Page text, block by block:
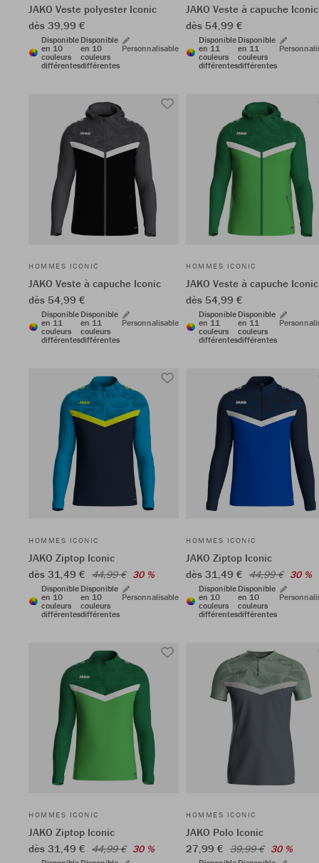
JAKO Veste polyester Iconic
dès 39,99 €
Disponible
en 10
couleurs
différentes
Disponible
en 10
couleurs
différentes
Personnalisable
JAKO Veste à capuche Iconic
dès 54,99 €
Disponible
en 11
couleurs
différentes
Disponible
en 11
couleurs
différentes
HOMMES ICONIC
JAKO Veste à capuche Iconic
dès 54,99 €
Disponible
en 11
couleurs
différentes
Disponible
en 11
couleurs
différentes
Personnalisable
HOMMES ICONIC
JAKO Veste à capuche Iconic
dès 54,99 €
Disponible
en 11
couleurs
différentes
Disponible
en 11
couleurs
différentes
HOMMES ICONIC
JAKO Ziptop Iconic
dès 31,49 € 44,99 € 30 %
Disponible
en 10
couleurs
différentes
Disponible
en 10
couleurs
différentes
Personnalisable
HOMMES ICONIC
JAKO Ziptop Iconic
dès 31,49 € 44,99 € 30 %
Disponible
en 10
couleurs
différentes
Disponible
en 10
couleurs
différentes
HOMMES ICONIC
JAKO Ziptop Iconic
dès 31,49 € 44,99 € 30 %
HOMMES ICONIC
JAKO Polo Iconic
27,99 € 39,99 € 30 %